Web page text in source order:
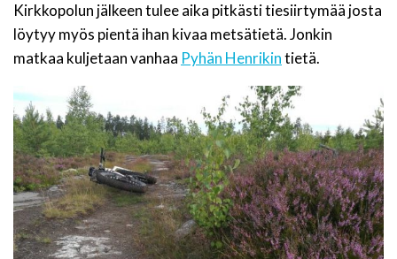
Kirkkopolun jälkeen tulee aika pitkästi tiesiirtymää josta
löytyy myös pientä ihan kivaa metsätietä. Jonkin
matkaa kuljetaan vanhaa Pyhän Henrikintietä.